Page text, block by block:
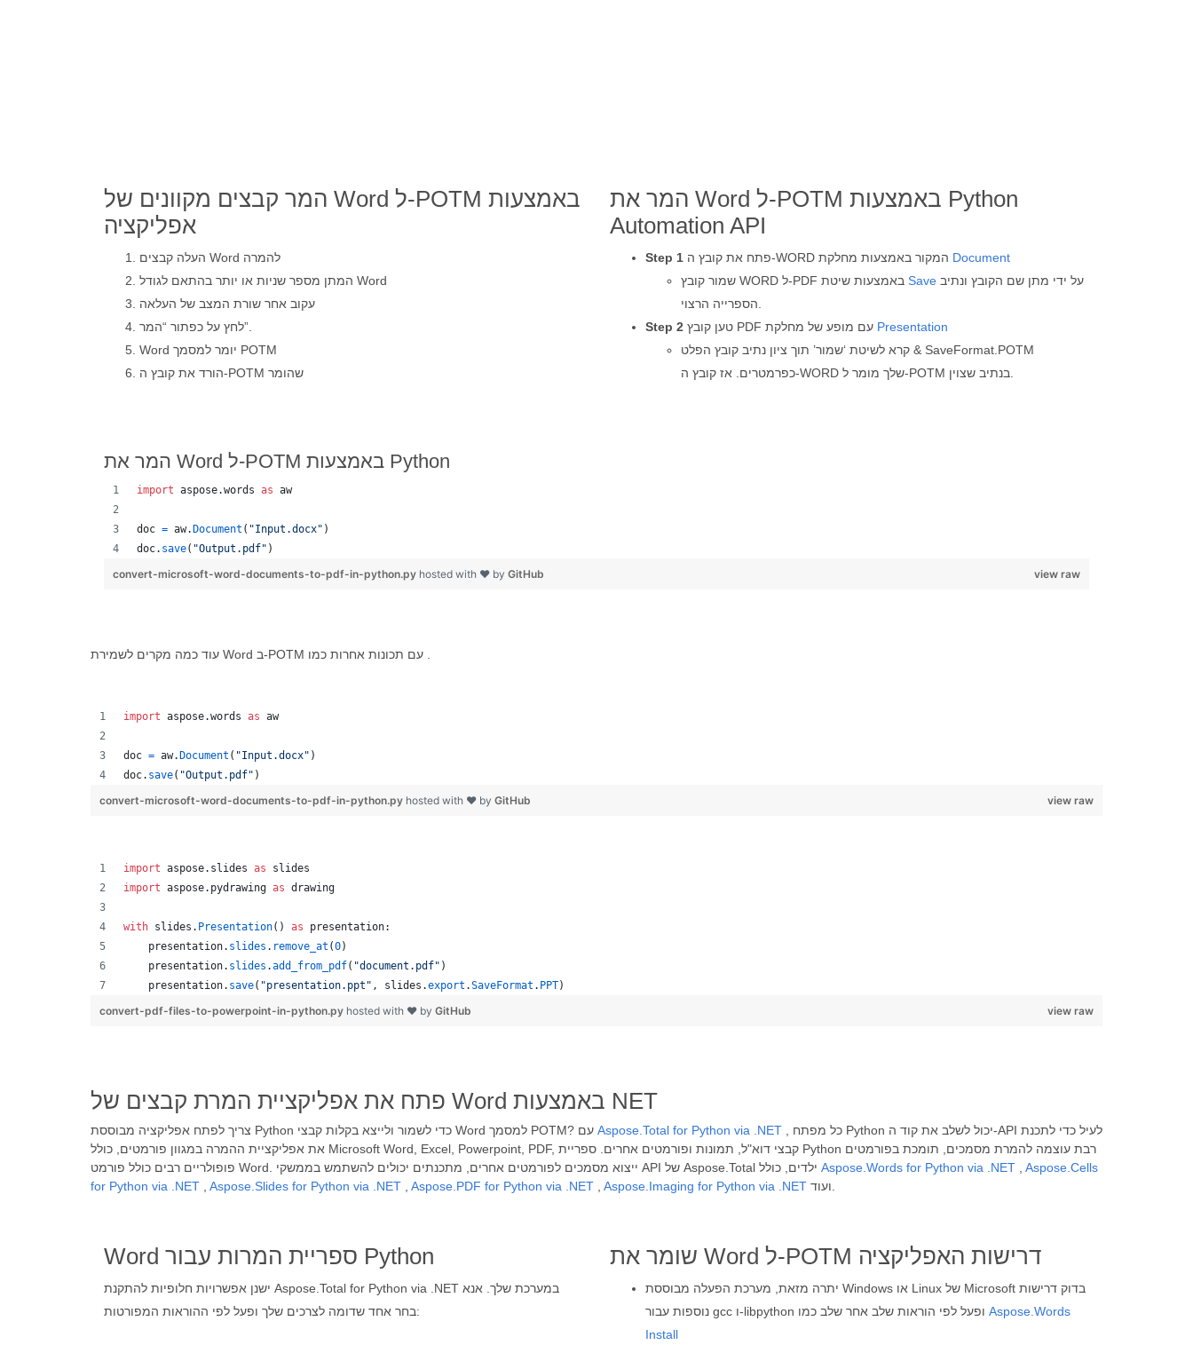
המר קבצים מקוונים של Word ל-POTM באמצעות
אפליקציה
העלה קבצים Word להמרה
המתן מספר שניות או יותר בהתאם לגודל Word
עקוב אחר שורת המצב של העלאה
לחץ על כפתור “המר”.
Word יומר למסמך POTM
הורד את קובץ ה-POTM שהומר
המר את Word ל-POTM באמצעות Python
Automation API
Step 1
Document
Save
Step 2
Presentation
קרא לשיטת ‘שמור’ תוך ציון נתיב קובץ הפלט & SaveFormat.POTM
המר את Word ל-POTM באמצעות Python
import aspose.words as aw
doc = aw. Document ( "Input.docx" )
doc. save( "Output.pdf" )
view raw
convert-microsoft-word-documents-to-pdf-in-python.py hosted with ❤ by GitHub
import aspose.words as aw
doc = aw. Document ( "Input.docx" )
doc. save( "Output.pdf" )
view raw
convert-microsoft-word-documents-to-pdf-in-python.py hosted with ❤ by GitHub
import aspose. slides as
slides
import aspose. pydrawing as drawing
with slides . Presentation() as presentation:
presentation. slides . remove_at (0)
presentation. slides .add_from_pdf( "document.pdf" )
presentation. save( "presentation.ppt" , slides .export .SaveFormat . PPT)
view raw
convert-pdf-files-to-powerpoint-in-python.py hosted with ❤ by GitHub
פתח את אפליקציית המרת קבצים של Word באמצעות NET
Aspose.Total for Python via .NET
את אפליקציית ההמרה במגוון פורמטים, כולל Microsoft Word, Excel, Powerpoint, PDF, קבצי דוא"ל, תמונות ופורמטים אחרים. ספריית Python רבת עוצמה להמרת מסמכים, תומכת בפורמטים
Aspose.Words for Python via .NET
Aspose.Cells
for Python via .NET
Aspose.Slides for Python via .NET Aspose.PDF for Python via .NET Aspose.Imaging for Python via .NET
Word ספריית המרות עבור Python
ישנן אפשרויות חלופיות להתקנת Aspose.Total for Python via .NET במערכת שלך. אנא
בחר אחד שדומה לצרכים שלך ופעל לפי ההוראות המפורטות:
שומר את Word ל-POTM דרישות האפליקציה
יתרה מזאת, מערכת הפעלה מבוססת Windows או Linux של Microsoft בדוק דרישות
Aspose.Words
Install